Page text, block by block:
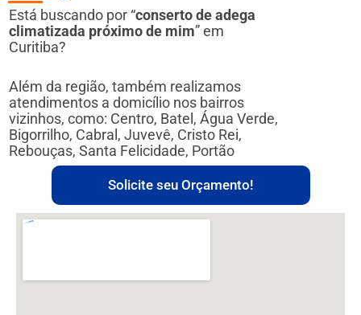
Está buscando por “conserto de adega
climatizada próximo de mim” em
Curitiba?
Além da região, também realizamos
atendimentos a domicílio nos bairros
vizinhos, como: Centro, Batel, Água Verde,
Bigorrilho, Cabral, Juvevê, Cristo Rei,
Rebouças, Santa Felicidade, Portão
Solicite seu Orçamento!